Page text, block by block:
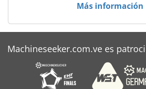
Ziersch Baltrusch
Más información
Machineseeker.com.ve es